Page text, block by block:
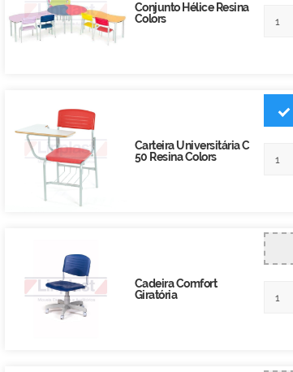
Conjunto Hélice Resina
Colors
Carteira Universitária C
50 Resina Colors
Cadeira Comfort
Giratória